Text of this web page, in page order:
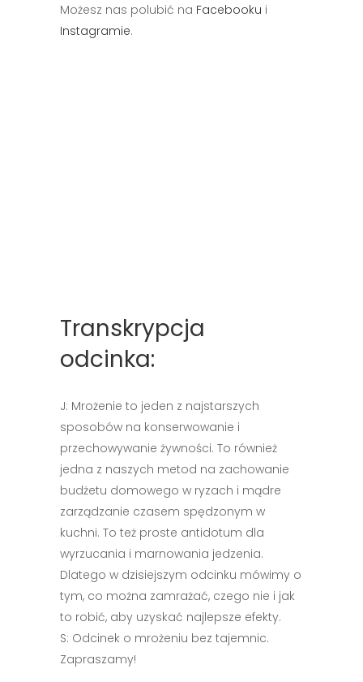
Możesz nas polubić na Facebooku i
Instagramie.
Transkrypcja
odcinka:
J: Mrożenie to jeden z najstarszych
sposobów na konserwowanie i
przechowywanie żywności. To również
jedna z naszych metod na zachowanie
budżetu domowego w ryzach i mądre
zarządzanie czasem spędzonym w
kuchni. To też proste antidotum dla
wyrzucania i marnowania jedzenia.
Dlatego w dzisiejszym odcinku mówimy o
tym, co można zamrażać, czego nie i jak
to robić, aby uzyskać najlepsze efekty.
S: Odcinek o mrożeniu bez tajemnic.
Zapraszamy!